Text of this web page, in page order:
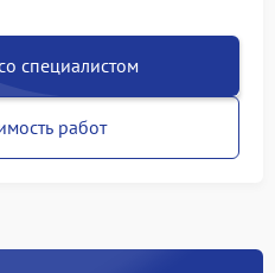
специалистом
работ